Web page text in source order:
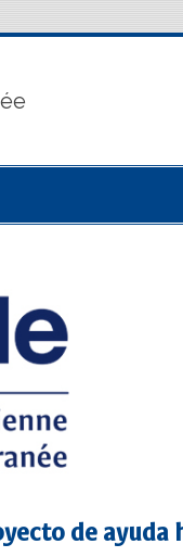
de ayuda